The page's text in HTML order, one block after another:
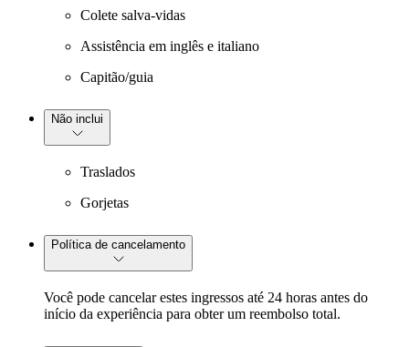
Colete salva-vidas
Assistência em inglês e italiano
Capitão/guia
Não inclui
Traslados
Gorjetas
Política de cancelamento
Você pode cancelar estes ingressos até 24 horas antes do
início da experiência para obter um reembolso total.